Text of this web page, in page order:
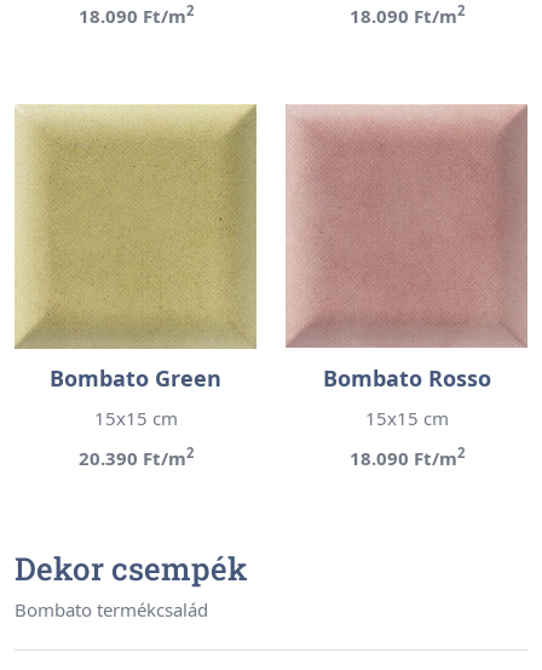
18.090 Ft/m2
18.090 Ft/m2
Bombato Green
15x15 cm
20.390 Ft/m2
Bombato Rosso
15x15 cm
18.090 Ft/m2
Dekor csempék
Bombato termékcsalád